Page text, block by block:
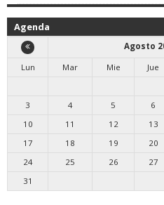
Agenda
Agosto
Lun
Mar Mie Jue
3
4 5 6
10
11 12 13
17
18 19 20
24
25 26 27
31